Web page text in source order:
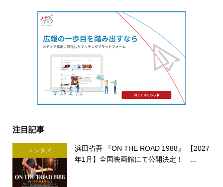
注目記事
エンタメ
浜田省吾 『ON THE ROAD 1988』 【2027
年1月】全国映画館にて公開決定！ ...